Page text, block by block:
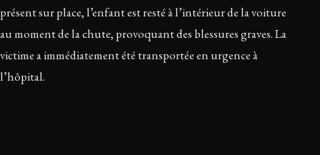
présent sur place, l’enfant est resté à l’intérieur de la voiture
au moment de la chute, provoquant des blessures graves. La
victime a immédiatement été transportée en urgence à
l’hôpital.